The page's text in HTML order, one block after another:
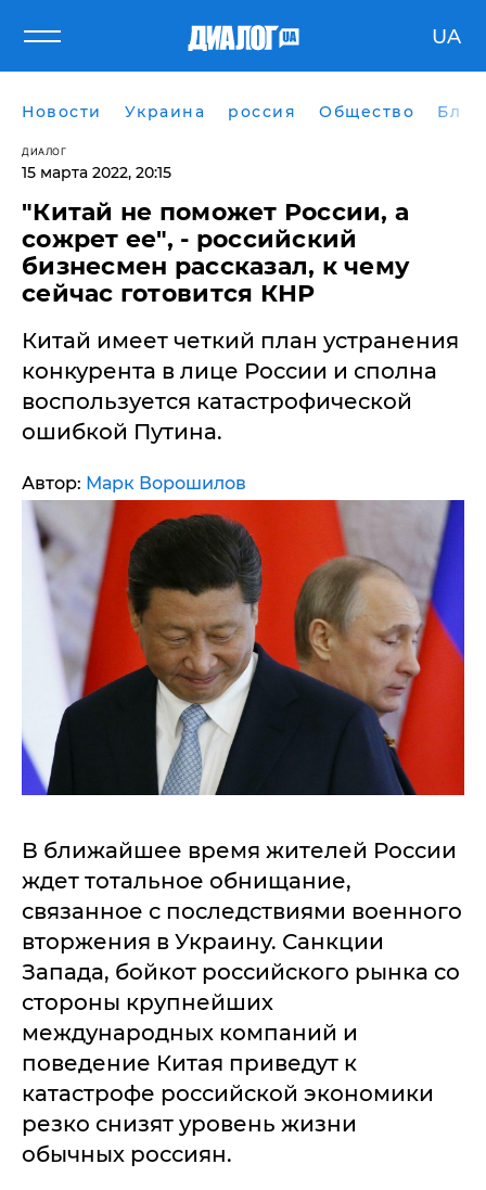
UA
Новости Украина россия Общество
ДИАЛОГ
15 марта 2022, 20:15
"Китай не поможет России, а
сожрет ее", - российский
бизнесмен рассказал, к чему
сейчас готовится КНР
Китай имеет четкий план устранения
конкурента в лице России и сполна
воспользуется катастрофической
ошибкой Путина.
Автор: Марк Ворошилов
В ближайшее время жителей России
ждет тотальное обнищание,
связанное с последствиями военного
вторжения в Украину. Санкции
Запада, бойкот российского рынка со
стороны крупнейших
международных компаний и
поведение Китая приведут к
катастрофе российской экономики
резко снизят уровень жизни
обычных россиян.